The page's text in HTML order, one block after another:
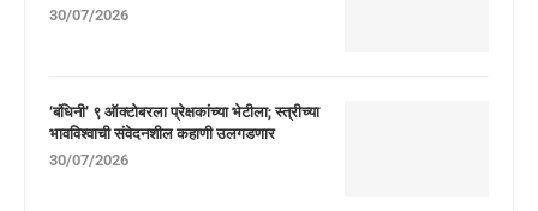
30/07/2026
‘बंधिनी’ ९ ऑक्टोबरला प्रेक्षकांच्या भेटीला; स्त्रीच्या
भावविश्वाची संवेदनशील कहाणी उलगडणार
30/07/2026